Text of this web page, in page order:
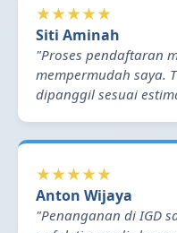
★★★★★
Siti Aminah
"Proses pendaftaran
mempermudah saya.
dipanggil sesuai
★★★★★
Anton Wijaya
"Penanganan di IGD